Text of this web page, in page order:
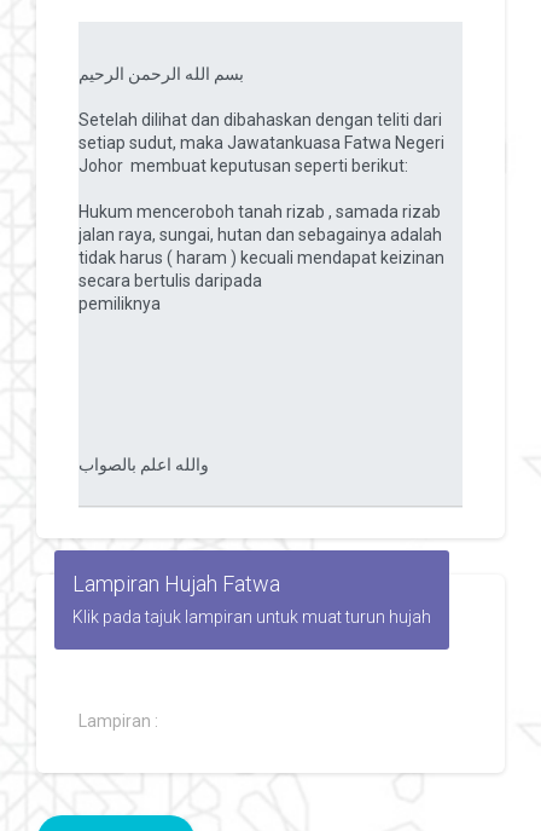
Lampiran Hujah Fatwa
Klik pada tajuk lampiran untuk muat turun hujah
Lampiran :